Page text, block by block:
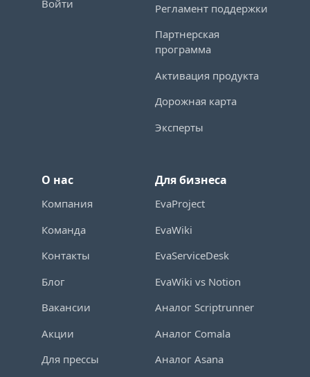
Войти
Регламент поддержки
Партнерская
программа
Активация продукта
Дорожная карта
Эксперты
О нас
Компания
Команда
Контакты
Блог
Вакансии
Акции
Для прессы
Для бизнеса
EvaProject
EvaWiki
EvaServiceDesk
EvaWiki vs Notion
Аналог Scriptrunner
Аналог Comala
Аналог Asana